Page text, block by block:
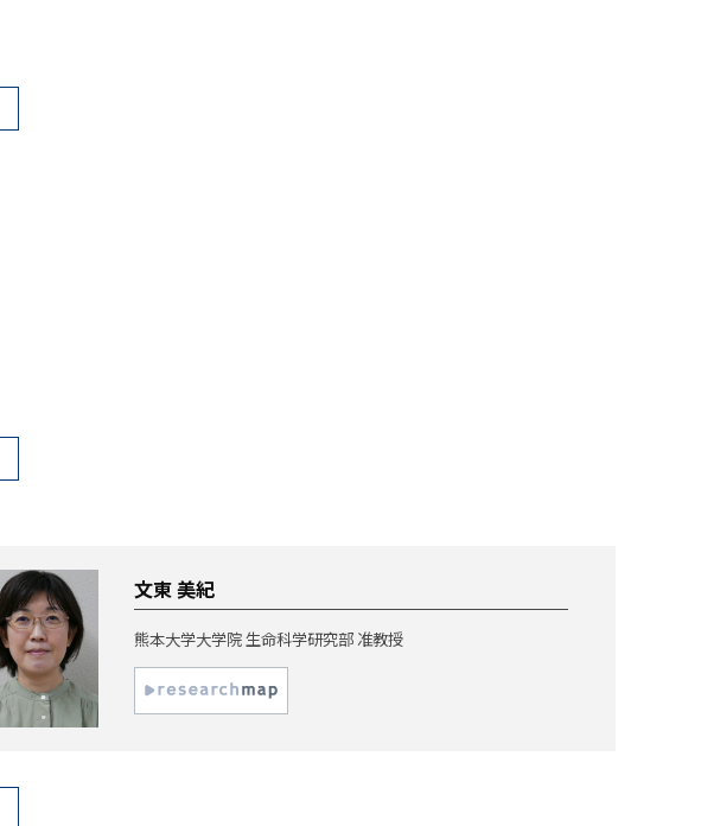
文東 美紀
熊本大学大学院 生命科学研究部 准教授